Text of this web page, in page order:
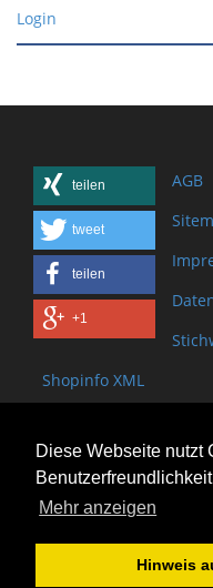
Diese Webseite nutzt
Mehr anzeigen
Hinweis
Login
teilen
tweet
teilen
+1
AGB
Shopinfo XML
Bischof-Brand Straße
61440 Oberursel
(+49) 6171 - 98 11 80
(+49) 6171 - 98 28 10